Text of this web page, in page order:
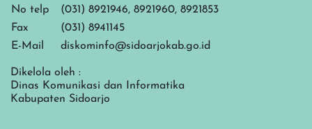
No telp
(031) 8921946, 8921960, 8921853
Fax
(031) 8941145
E-Mail
diskominfo@sidoarjokab.go.id
Dikelola oleh :
Dinas Komunikasi dan Informatika
Kabupaten Sidoarjo